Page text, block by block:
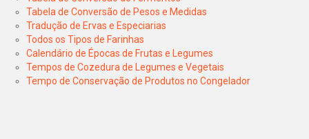
Tabela de Conversão de Pesos e Medidas
Tradução de Ervas e Especiarias
Todos os Tipos de Farinhas
Calendário de Épocas de Frutas e Legumes
Tempos de Cozedura de Legumes e Vegetais
Tempo de Conservação de Produtos no Congelador